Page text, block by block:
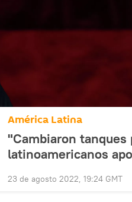
América Latina
"Cambiaron
latinoamericanos
23 de agosto 2022, 19:24 GMT